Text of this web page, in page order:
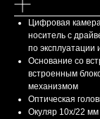
Цифровая
носитель с
по эксплуатации
Основание со
встроенным
механизмом
Оптическая
Окуляр 10x/22